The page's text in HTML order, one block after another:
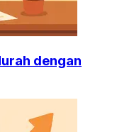
dengan